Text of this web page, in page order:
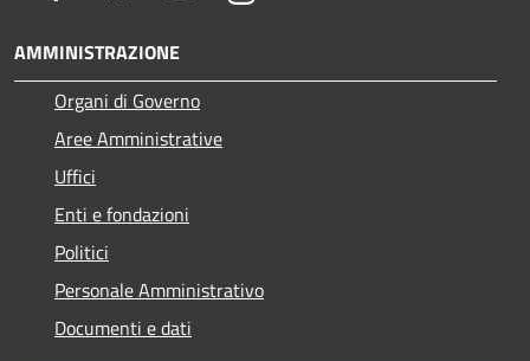
AMMINISTRAZIONE
Organi di Governo
Aree Amministrative
Uffici
Enti e fondazioni
Politici
Personale Amministrativo
Documenti e dati